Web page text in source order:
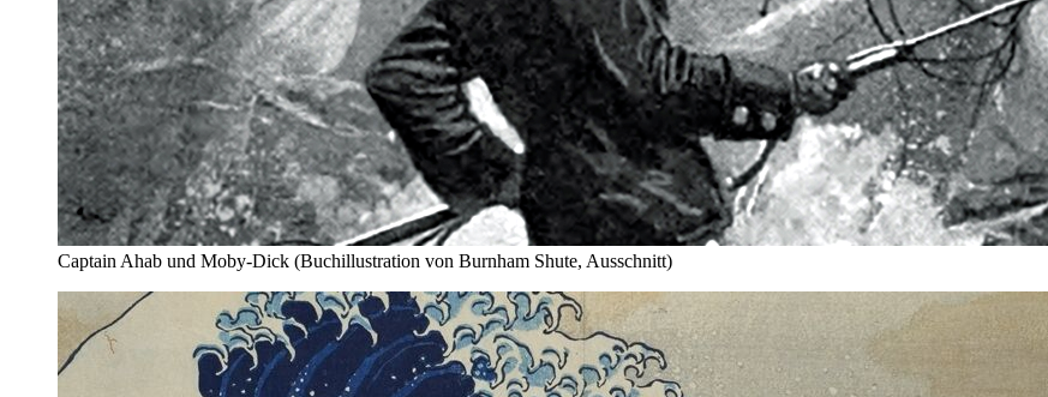
Captain Ahab und Moby-Dick (Buchillustration von Burnham Shute, Ausschnitt)